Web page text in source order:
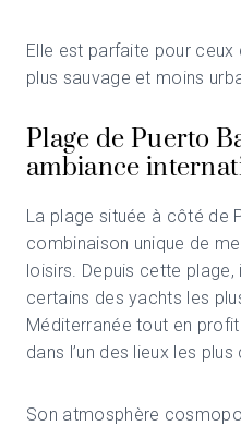
Elle est parfaite pour ceux
plus sauvage et moins
Plage de Puerto
ambiance
La plage située à côté de
combinaison unique de
loisirs. Depuis cette plage,
certains des yachts les
Méditerranée tout en
dans l’un des lieux les
Son atmosphère